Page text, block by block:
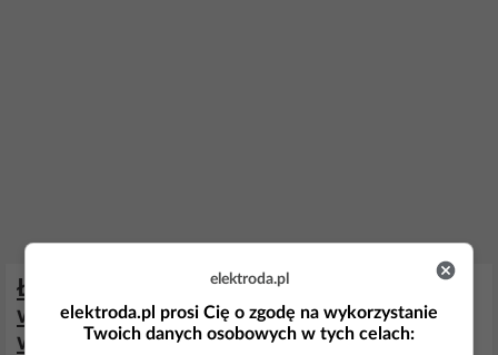
Ładowanie alternatora 13,6-13,7 V po
wymianie akumulatora – czy to
wystarczające?
elektroda.pl
elektroda.pl prosi Cię o zgodę na wykorzystanie
Twoich danych osobowych w tych celach: